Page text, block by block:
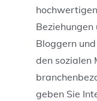
Bloggern
den sozialen
geben Sie